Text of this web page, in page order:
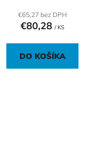
€65,27 bez DPH
€80,28 / KS
DO KOŠÍKA